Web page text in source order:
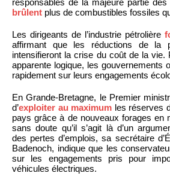
brûlent plus de combustibles fossiles
Les dirigeants de l’industrie pétrolière
affirmant que les réductions de la
intensifieront la crise du coût de la
apparente logique, les gouvernements
rapidement sur leurs engagements
En Grande-Bretagne, le Premier
d’exploiter au maximum les réserves
pays grâce à de nouveaux forages en
sans doute qu’il s’agit là d’un
des pertes d’emplois, sa secrétaire
Badenoch, indique que les
sur les engagements pris pour
véhicules électriques.